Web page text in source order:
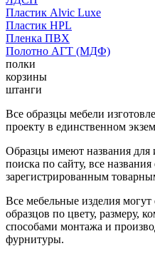
Пластик Alvic Luxe
Пластик HPL
Пленка ПВХ
Полотно АГТ (МДФ)
полки
корзины
штанги
Все образцы мебели
проекту в единственном
Образцы имеют названия для
поиска по сайту, все
зарегистрированным
Все мебельные изделия могут
образцов по цвету, размеру,
способами монтажа и
фурнитуры.